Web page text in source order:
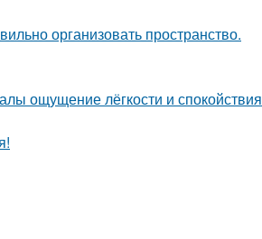
организовать пространство.
ощущение лёгкости и спокойствия